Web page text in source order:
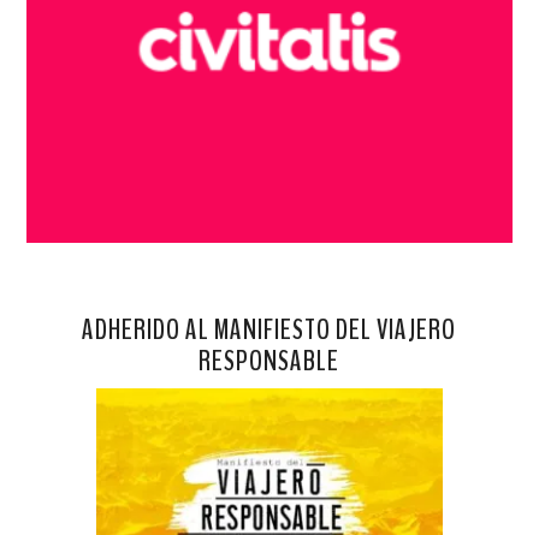
ADHERIDO AL MANIFIESTO DEL VIAJERO
RESPONSABLE